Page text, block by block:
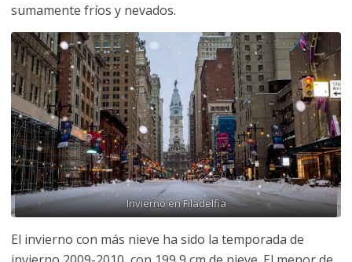
sumamente fríos y nevados.
Invierno en Filadelfia
El invierno con más nieve ha sido la temporada de